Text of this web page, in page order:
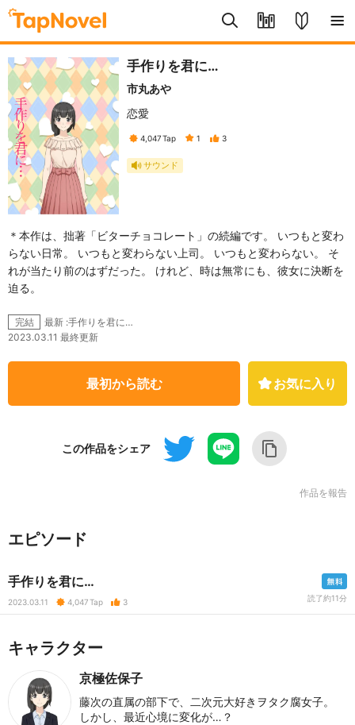
手作りを君に…
市丸あや
恋愛
4,047Tap 1 3
サウンド
＊本作は、拙著「ビターチョコレート」の続編です。 いつもと変わ
らない日常。 いつもと変わらない上司。 いつもと変わらない。 そ
れが当たり前のはずだった。 けれど、時は無常にも、彼女に決断を
迫る。
完結
最新 :手作りを君に…
2023.03.11 最終更新
最初から読む お気に入り
この作品をシェア
作品を報告
エピソード
手作りを君に…
2023.03.11 4,047Tap 3 読了約11分
キャラクター
京極佐保子
藤次の直属の部下で、二次元大好きヲタク腐女子。
しかし、最近心境に変化が…？